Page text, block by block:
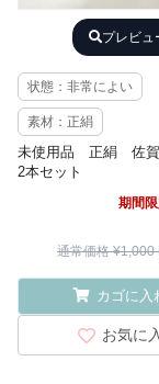
プレビュ
状態：非常によい
素材：正絹
未使用品 正絹 佐
2本セット
期間限
通常価格 ¥1,000
カゴに入
お気に